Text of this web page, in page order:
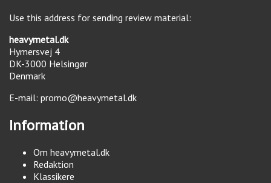
Use this address for sending review material:
heavymetal.dk
Hymersvej 4
DK-3000 Helsingør
Denmark
E-mail: promo@heavymetal.dk
Information
Om heavymetal.dk
Redaktion
Klassikere